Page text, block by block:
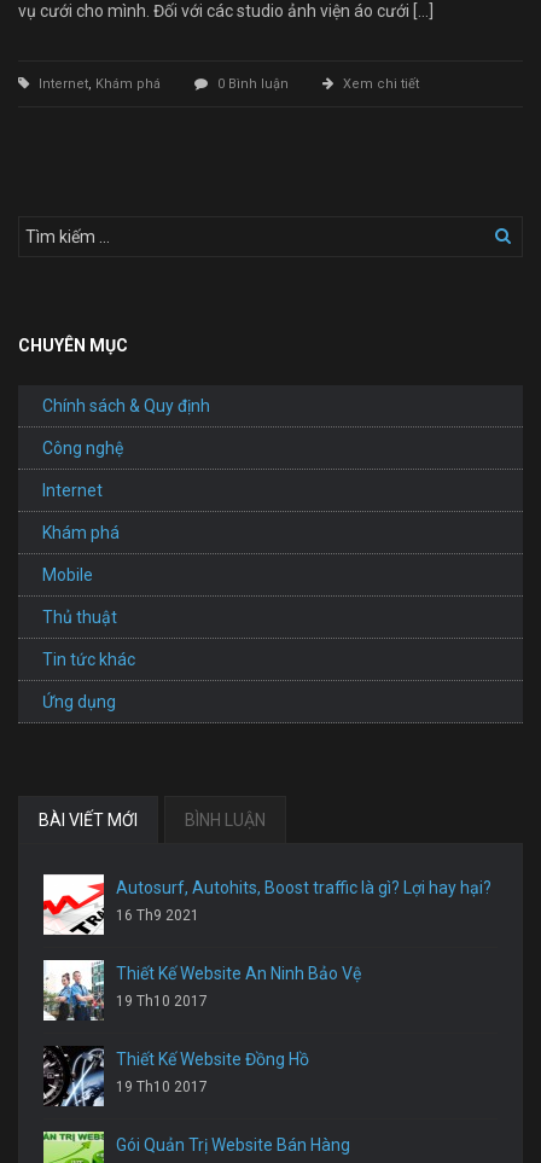
vụ cưới cho mình. Đối với các studio ảnh viện áo cưới […]
Internet, Khám phá 0 Bình luận Xem chi tiết
CHUYÊN MỤC
Chính sách & Quy định
Công nghệ
Internet
Khám phá
Mobile
Thủ thuật
Tin tức khác
Ứng dụng
BÀI VIẾT MỚI BÌNH LUẬN
Autosurf, Autohits, Boost traffic là gì? Lợi hay hại?
16 Th9 2021
Thiết Kế Website An Ninh Bảo Vệ
19 Th10 2017
Thiết Kế Website Đồng Hồ
19 Th10 2017
Gói Quản Trị Website Bán Hàng